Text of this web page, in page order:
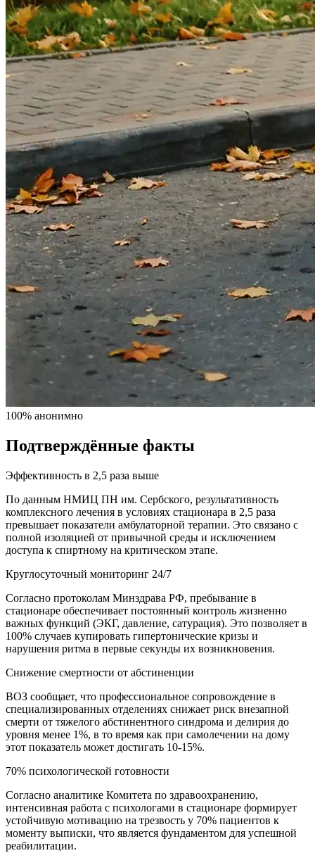
100% анонимно
Подтверждённые факты
Эффективность в 2,5 раза выше
По данным НМИЦ ПН им. Сербского, результативность
комплексного лечения в условиях стационара в 2,5 раза
превышает показатели амбулаторной терапии. Это связано с
полной изоляцией от привычной среды и исключением
доступа к спиртному на критическом этапе.
Круглосуточный мониторинг 24/7
Согласно протоколам Минздрава РФ, пребывание в
стационаре обеспечивает постоянный контроль жизненно
важных функций (ЭКГ, давление, сатурация). Это позволяет в
100% случаев купировать гипертонические кризы и
нарушения ритма в первые секунды их возникновения.
Снижение смертности от абстиненции
ВОЗ сообщает, что профессиональное сопровождение в
специализированных отделениях снижает риск внезапной
смерти от тяжелого абстинентного синдрома и делирия до
уровня менее 1%, в то время как при самолечении на дому
этот показатель может достигать 10-15%.
70% психологической готовности
Согласно аналитике Комитета по здравоохранению,
интенсивная работа с психологами в стационаре формирует
устойчивую мотивацию на трезвость у 70% пациентов к
моменту выписки, что является фундаментом для успешной
реабилитации.